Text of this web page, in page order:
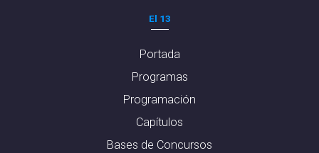
El 13
Portada
Programas
Programación
Capítulos
Bases de Concursos